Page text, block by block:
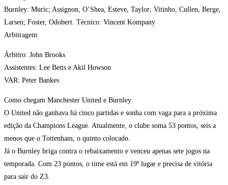
Burnley: Muric; Assignon, O’Shea, Esteve, Taylor; Vitinho, Cullen, Berge,
Larsen; Foster, Odobert. Técnico: Vincent Kompany
Arbitragem:
Árbitro: John Brooks
Assistentes: Lee Betts e Akil Howson
VAR: Peter Bankes
Como chegam Manchester United e Burnley
O United não ganhava há cinco partidas e sonha com vaga para a próxima
edição da Champions League. Atualmente, o clube soma 53 pontos, seis a
menos que o Tottenham, o quinto colocado.
Já o Burnley briga contra o rebaixamento e venceu apenas sete jogos na
temporada. Com 23 pontos, o time está em 19º lugar e precisa de vitória
para sair do Z3.